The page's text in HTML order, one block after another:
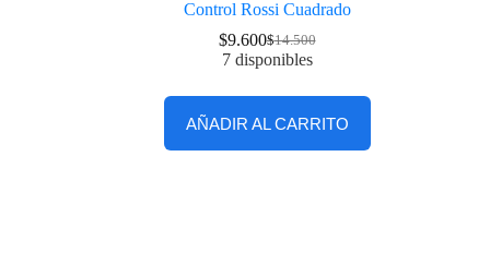
Control Rossi Cuadrado
$14.500
$9.600
7 disponibles
AÑADIR AL CARRITO